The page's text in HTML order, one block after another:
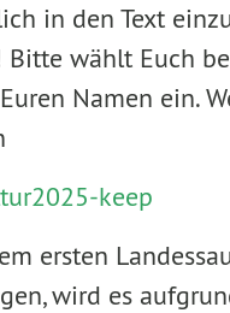
in den Text
wählt Euch
Namen ein.
keep
ersten
wird es